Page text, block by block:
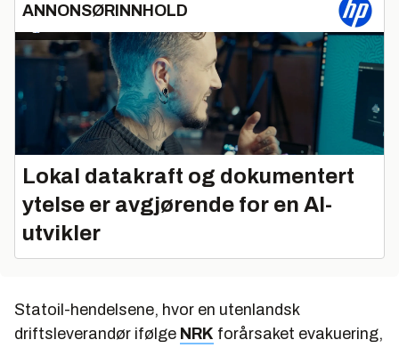
ANNONSØRINNHOLD
Lokal datakraft og dokumentert
ytelse er avgjørende for en AI-
utvikler
Statoil-hendelsene, hvor en utenlandsk
driftsleverandør ifølge NRK forårsaket evakuering,